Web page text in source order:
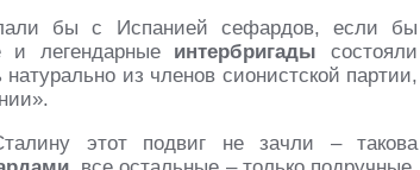
бы с Испанией сефардов, если бы
и легендарные интербригады состояли
из членов сионистской партии,
этот подвиг не зачли – такова